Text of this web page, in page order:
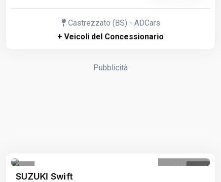
Castrezzato (BS) - ADCars
+ Veicoli del Concessionario
Pubblicità
1 /37
SUZUKI Swift